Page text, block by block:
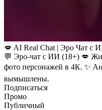
💋 AI Real Chat | Эро Чат с
💬 Эро-чат с ИИ (18+) 💋
фото персонажей в 4К. ✨
вымышлены.
Подписаться
Промо
Публичный